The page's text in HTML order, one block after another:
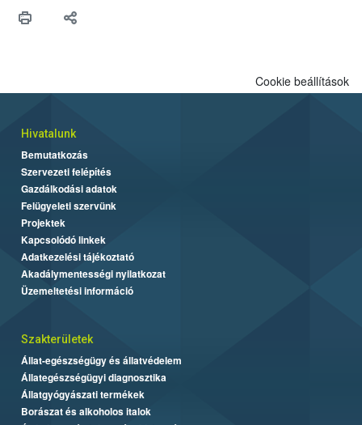
felhasználók számára is elérhető és ökológiai termesztésben is
Cookie beállítások
Hivatalunk
Bemutatkozás
Szervezeti felépítés
Gazdálkodási adatok
Felügyeleti szervünk
Projektek
Kapcsolódó linkek
Adatkezelési tájékoztató
Akadálymentességi nyilatkozat
Üzemeltetési információ
Szakterületek
Állat-egészségügy és állatvédelem
Állategészségügyi diagnosztika
Állatgyógyászati termékek
Borászat és alkoholos italok